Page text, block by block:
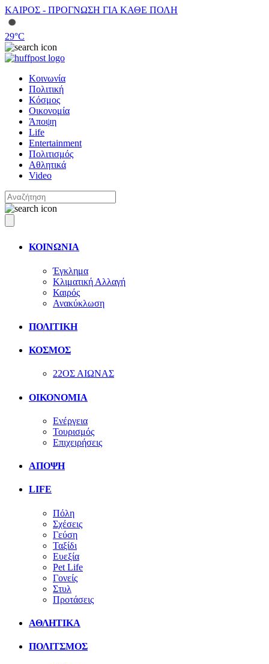
ΚΑΙΡΟΣ - ΠΡΟΓΝΩΣΗ ΓΙΑ ΚΑΘΕ ΠΟΛΗ
29°C
Κοινωνία
Πολιτική
Κόσμος
Οικονομία
Άποψη
Life
Entertainment
Πολιτισμός
Αθλητικά
Video
ΚΟΙΝΩΝΙΑ
Έγκλημα
Κλιματική Αλλαγή
Καιρός
Ανακύκλωση
ΠΟΛΙΤΙΚΗ
ΚΟΣΜΟΣ
22ΟΣ ΑΙΩΝΑΣ
ΟΙΚΟΝΟΜΙΑ
Ενέργεια
Τουρισμός
Επιχειρήσεις
ΑΠΟΨΗ
LIFE
Πόλη
Σχέσεις
Γεύση
Ταξίδι
Ευεξία
Pet Life
Γονείς
Στυλ
Προτάσεις
ΑΘΛΗΤΙΚΑ
ΠΟΛΙΤΣΜΟΣ